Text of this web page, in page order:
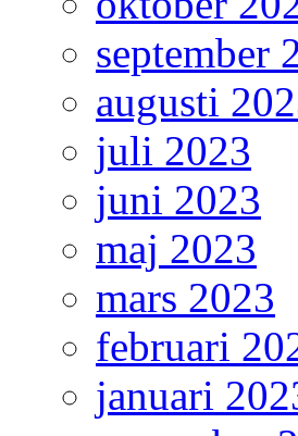
september
augusti
juli 2023
juni 2023
maj 2023
mars 2023
februari
januari